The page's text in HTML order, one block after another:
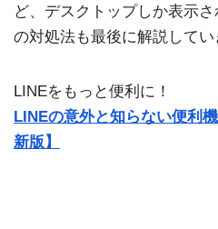
ど、デスクトップしか表示
の対処法も最後に解説してい
LINEをもっと便利に！
LINEの意外と知らない便利
新版】